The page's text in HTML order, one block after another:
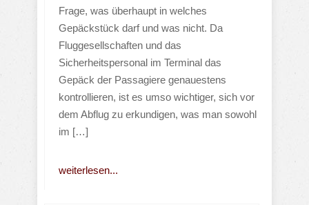
Frage, was überhaupt in welches
Gepäckstück darf und was nicht. Da
Fluggesellschaften und das
Sicherheitspersonal im Terminal das
Gepäck der Passagiere genauestens
kontrollieren, ist es umso wichtiger, sich vor
dem Abflug zu erkundigen, was man sowohl
im […]
weiterlesen...